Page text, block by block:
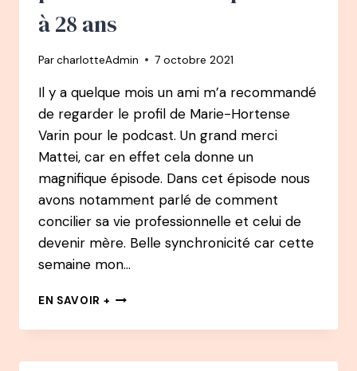
ENTREPRISE
VIVRE
SON
SPORT
à 28 ans
ParcharlotteAdmin 7 octobre 2021
Il y a quelque mois un ami m’a recommandé
de regarder le profil de Marie-Hortense
Varin pour le podcast. Un grand merci
Mattei, car en effet cela donne un
magnifique épisode. Dans cet épisode nous
avons notamment parlé de comment
concilier sa vie professionnelle et celui de
devenir mère. Belle synchronicité car cette
semaine mon…
EN SAVOIR + PODCAST
–
HORTENSE